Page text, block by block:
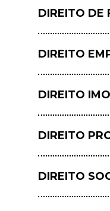
DIREITO DE
DIREITO
DIREITO
DIREITO
DIREITO